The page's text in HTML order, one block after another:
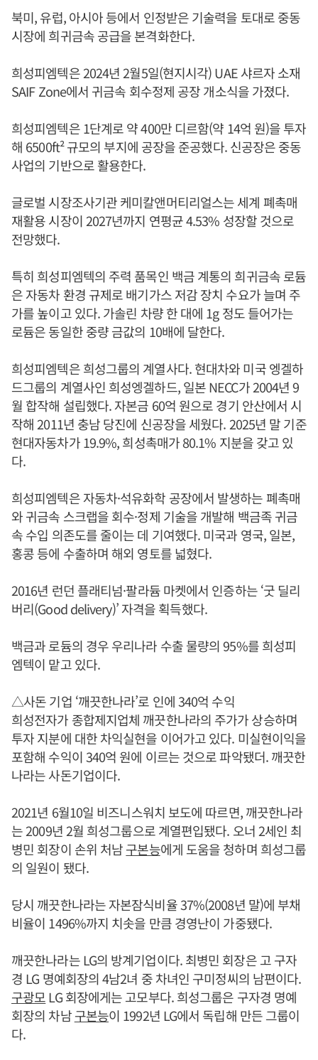
북미, 유럽, 아시아 등에서 인정받은 기술력을 토대로 중동
시장에 희귀금속 공급을 본격화한다.
희성피엠텍은 2024년 2월5일(현지시각) UAE 샤르자 소재
SAIF Zone에서 귀금속 회수정제 공장 개소식을 가졌다.
희성피엠텍은 1단계로 약 400만 디르함(약 14억 원)을 투자
해 6500ft² 규모의 부지에 공장을 준공했다. 신공장은 중동
사업의 기반으로 활용한다.
글로벌 시장조사기관 케미칼앤머티리얼스는 세계 폐촉매
재활용 시장이 2027년까지 연평균 4.53% 성장할 것으로
전망했다.
특히 희성피엠텍의 주력 품목인 백금 계통의 희귀금속 로듐
은 자동차 환경 규제로 배기가스 저감 장치 수요가 늘며 주
가를 높이고 있다. 가솔린 차량 한 대에 1g 정도 들어가는
로듐은 동일한 중량 금값의 10배에 달한다.
희성피엠텍은 희성그룹의 계열사다. 현대차와 미국 엥겔하
드그룹의 계열사인 희성엥겔하드, 일본 NECC가 2004년 9
월 합작해 설립했다. 자본금 60억 원으로 경기 안산에서 시
작해 2011년 충남 당진에 신공장을 세웠다. 2025년 말 기준
현대자동차가 19.9%, 희성촉매가 80.1% 지분을 갖고 있
다.
희성피엠텍은 자동차·석유화학 공장에서 발생하는 폐촉매
와 귀금속 스크랩을 회수·정제 기술을 개발해 백금족 귀금
속 수입 의존도를 줄이는 데 기여했다. 미국과 영국, 일본,
홍콩 등에 수출하며 해외 영토를 넓혔다.
2016년 런던 플래티넘·팔라듐 마켓에서 인증하는 ‘굿 딜리
버리(Good delivery)’ 자격을 획득했다.
백금과 로듐의 경우 우리나라 수출 물량의 95%를 희성피
엠텍이 맡고 있다.
△사돈 기업 ‘깨끗한나라’로 인에 340억 수익
희성전자가 종합제지업체 깨끗한나라의 주가가 상승하며
투자 지분에 대한 차익실현을 이어가고 있다. 미실현이익을
포함해 수익이 340억 원에 이르는 것으로 파악됐더. 깨끗한
나라는 사돈기업이다.
2021년 6월10일 비즈니스워치 보도에 따르면, 깨끗한나라
는 2009년 2월 희성그룹으로 계열편입됐다. 오너 2세인 최
병민 회장이 손위 처남구본능에게 도움을 청하며 희성그룹
의 일원이 됐다.
당시 깨끗한나라는 자본잠식비율 37%(2008년 말)에 부채
비율이 1496%까지 치솟을 만큼 경영난이 가중됐다.
깨끗한나라는 LG의 방계기업이다. 최병민 회장은 고 구자
경 LG 명예회장의 4남2녀 중 차녀인 구미정씨의 남편이다.
구광모LG 회장에게는 고모부다. 희성그룹은 구자경 명예
회장의 차남구본능이 1992년 LG에서 독립해 만든 그룹이
다.